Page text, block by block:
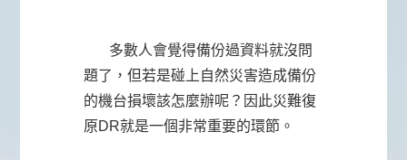
多數人會覺得備份過資料就沒問
題了，但若是碰上自然災害造成備份
的機台損壞該怎麼辦呢？因此災難復
原DR就是一個非常重要的環節。